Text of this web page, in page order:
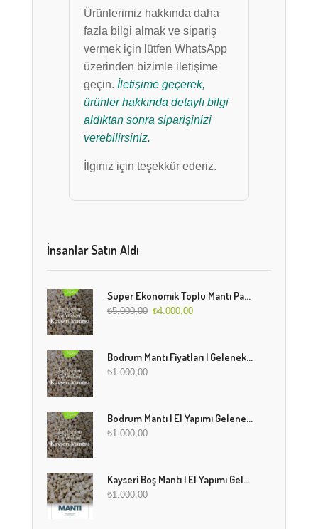
Ürünlerimiz hakkında daha
fazla bilgi almak ve sipariş
vermek için lütfen WhatsApp
üzerinden bizimle iletişime
geçin.İletişime geçerek,
ürünler hakkında detaylı bilgi
aldıktan sonra siparişinizi
verebilirsiniz.
İlginiz için teşekkür ederiz.
İnsanlar Satın Aldı
Süper Ekonomik Toplu Mantı Paketi (5 Kg)
₺5.000,00 ₺4.000,00
Bodrum Mantı Fiyatları | Geleneksel Türk Mantısı Online Sipariş
₺1.000,00
Bodrum Mantı | El Yapımı Geleneksel Mantı Lezzeti
₺1.000,00
Kayseri Boş Mantı | El Yapımı Geleneksel Fırınlanmış Mantı
₺1.000,00